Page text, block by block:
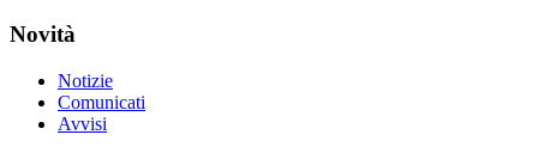
Novità
Notizie
Comunicati
Avvisi